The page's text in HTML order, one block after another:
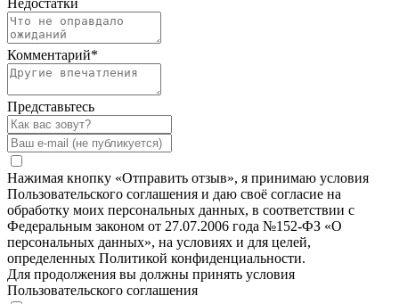
Недостатки
Комментарий*
Представьтесь
Нажимая кнопку «Отправить отзыв», я принимаю условия
Пользовательского соглашения и даю своё согласие на
обработку моих персональных данных, в соответствии с
Федеральным законом от 27.07.2006 года №152-ФЗ «О
персональных данных», на условиях и для целей,
определенных Политикой конфиденциальности.
Для продолжения вы должны принять условия
Пользовательского соглашения